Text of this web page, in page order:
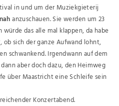
in und um der Muziekgieterij
anzuschauen. Sie werden um 23
das alle mal klappen, da habe
sich der ganze Aufwand lohnt,
schwankend. Irgendwann auf dem
aber doch dazu, den Heimweg
über Maastricht eine Schleife sein
Konzertabend.